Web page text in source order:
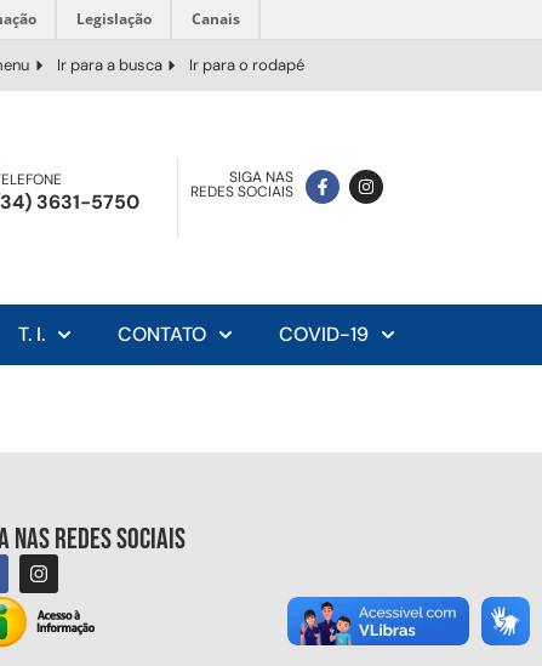
Legislação Canais
Ir para a busca Ir para o rodapé
3631-5750
SIGA NAS
REDES SOCIAIS
T. I. CONTATO COVID-19
nas redes sociais